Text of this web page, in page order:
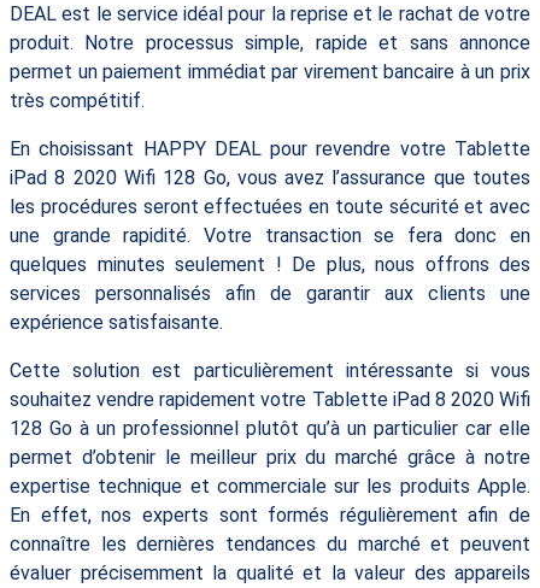
DEAL est le service idéal pour la reprise et le rachat de votre
produit. Notre processus simple, rapide et sans annonce
permet un paiement immédiat par virement bancaire à un prix
très compétitif.
En choisissant HAPPY DEAL pour revendre votre Tablette
iPad 8 2020 Wifi 128 Go, vous avez l’assurance que toutes
les procédures seront effectuées en toute sécurité et avec
une grande rapidité. Votre transaction se fera donc en
quelques minutes seulement ! De plus, nous offrons des
services personnalisés afin de garantir aux clients une
expérience satisfaisante.
Cette solution est particulièrement intéressante si vous
souhaitez vendre rapidement votre Tablette iPad 8 2020 Wifi
128 Go à un professionnel plutôt qu’à un particulier car elle
permet d’obtenir le meilleur prix du marché grâce à notre
expertise technique et commerciale sur les produits Apple.
En effet, nos experts sont formés régulièrement afin de
connaître les dernières tendances du marché et peuvent
évaluer précisemment la qualité et la valeur des appareils